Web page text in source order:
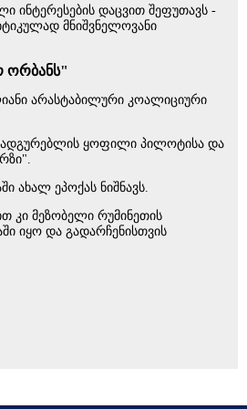
ინტერესების დაცვით შეფუთავს -
მნიშვნელოვანი
ორბანს"
არასტაბილური კოალიციური
ყოფილი პილოტისა და
ახალ ეპოქას ნიშნავს.
კი მეზობელი რუმინეთის
იყო და გადარჩენისთვის